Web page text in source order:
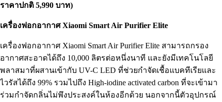
ราคาปกติ 5,990 บาท)
เครื่องฟอกอากาศ Xiaomi Smart Air Purifier Elite
เครื่องฟอกอากาศ Xiaomi Smart Air Purifier Elite สามารถกรอง
อากาศสะอาดได้ถึง 10,000 ลิตรต่อหนึ่งนาที และยังมีเทคโนโลยี
พลาสมาที่ผสานเข้ากับ UV-C LED ที่ช่วยกำจัดเชื้อแบคทีเรียและ
ไวรัสได้ถึง 99% รวมไปถึง High-iodine activated carbon ที่จะเข้ามา
ร่วมกำจัดกลิ่นไม่พึงประสงค์ในห้องอีกด้วย นอกจากนี้ตัวอุปกรณ์